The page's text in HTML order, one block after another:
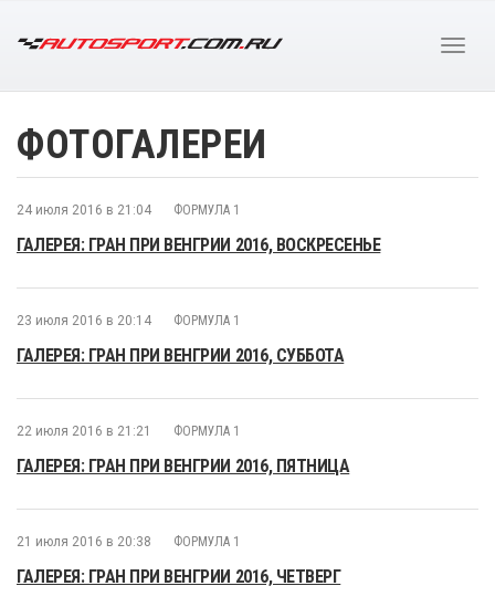
ФОТОГАЛЕРЕИ
24 июля 2016 в 21:04 ФОРМУЛА 1
ГАЛЕРЕЯ: ГРАН ПРИ ВЕНГРИИ 2016, ВОСКРЕСЕНЬЕ
23 июля 2016 в 20:14 ФОРМУЛА 1
ГАЛЕРЕЯ: ГРАН ПРИ ВЕНГРИИ 2016, СУББОТА
22 июля 2016 в 21:21 ФОРМУЛА 1
ГАЛЕРЕЯ: ГРАН ПРИ ВЕНГРИИ 2016, ПЯТНИЦА
21 июля 2016 в 20:38 ФОРМУЛА 1
ГАЛЕРЕЯ: ГРАН ПРИ ВЕНГРИИ 2016, ЧЕТВЕРГ